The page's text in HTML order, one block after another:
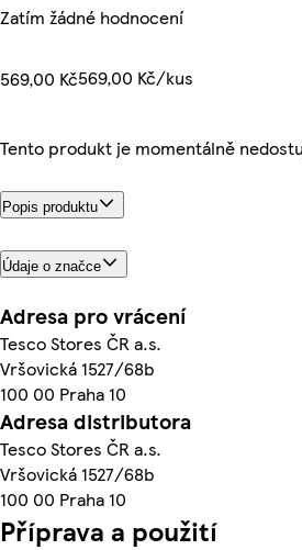
Zatím žádné hodnocení
569,00 Kč569,00 Kč/kus
Tento produkt je momentálně
Popis produktu
Údaje o značce
Adresa pro vrácení
Tesco Stores ČR a.s.
Vršovická 1527/68b
100 00 Praha 10
Adresa distributora
Tesco Stores ČR a.s.
Vršovická 1527/68b
100 00 Praha 10
Příprava a použití